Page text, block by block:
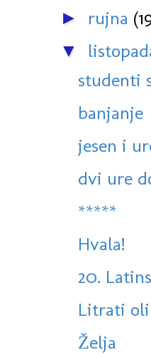
► rujna
▼
studenti
banjanje
jesen i
dvi ure
*****
Hvala!
20.
Litrati oli
Želja